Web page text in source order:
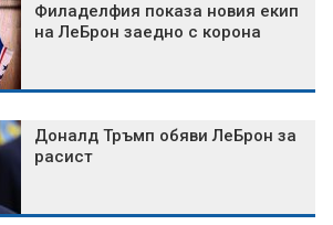
Филаделфия показа новия екип
на ЛеБрон заедно с корона
Доналд Тръмп обяви ЛеБрон за
расист